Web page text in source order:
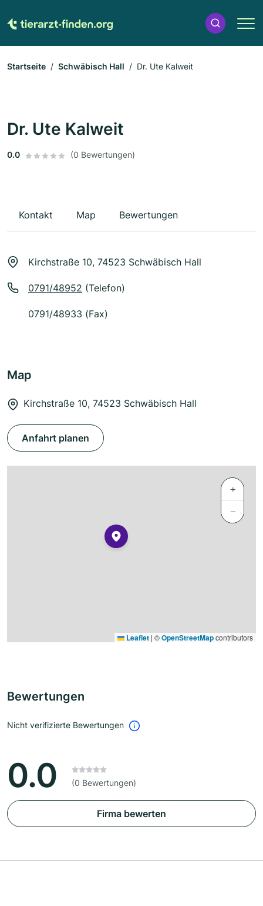
Startseite Schwäbisch Hall Dr. Ute Kalweit
Dr. Ute Kalweit
0.0 (0 Bewertungen)
Kontakt Map Bewertungen
Kirchstraße 10, 74523 Schwäbisch Hall
0791/48952 (Telefon)
0791/48933 (Fax)
Map
Kirchstraße 10, 74523 Schwäbisch Hall
Anfahrt planen
+
−
Leaflet | ©OpenStreetMapcontributors
Bewertungen
Nicht verifizierte Bewertungen
0.0 (0 Bewertungen)
Firma bewerten